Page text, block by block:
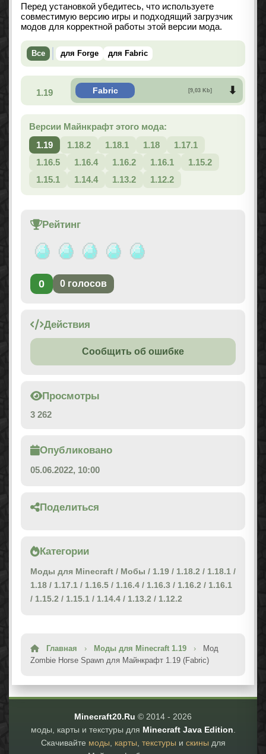
Перед установкой убедитесь, что используете
совместимую версию игры и подходящий загрузчик
модов для корректной работы этой версии мода.
Все для Forge для Fabric
1.19 Fabric [9,03 Kb]
Версии Майнкрафт этого мода:
1.19
1.18.2 1.18.1 1.18
1.17.1
1.16.5
1.16.4 1.16.2 1.16.1
1.15.2
1.15.1
1.14.4 1.13.2 1.12.2
Рейтинг
0 0 голосов
Действия
Сообщить об ошибке
Просмотры
3 262
Опубликовано
05.06.2022, 10:00
Поделиться
Категории
Моды для Minecraft / Мобы / 1.19 / 1.18.2 / 1.18.1 /
1.18 / 1.17.1 / 1.16.5 / 1.16.4 / 1.16.3 / 1.16.2 / 1.16.1
/ 1.15.2 / 1.15.1 / 1.14.4 / 1.13.2 / 1.12.2
Главная › Моды для Minecraft 1.19 ›
Мод
Zombie Horse Spawn для Майнкрафт 1.19 (Fabric)
Minecraft20.Ru © 2014 - 2026
моды, карты и текстуры для Minecraft Java Edition
Скачивайте моды карты текстуры и скины для